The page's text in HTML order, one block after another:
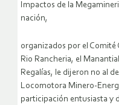
Impactos de la
nación,
organizados por el Comité
Rio Rancheria, el
Regalías, le dijeron no al
Locomotora Minero-
participación entusiasta y